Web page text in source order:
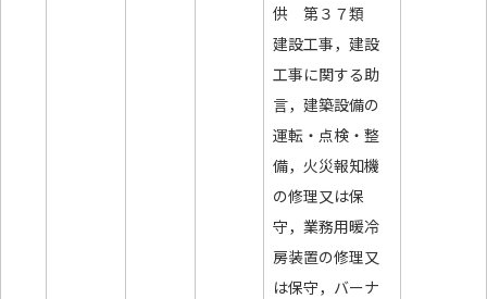
供 第３７類
建設工事，建設
工事に関する助
言，建築設備の
運転・点検・整
備，火災報知機
の修理又は保
守，業務用暖冷
房装置の修理又
は保守，バーナ